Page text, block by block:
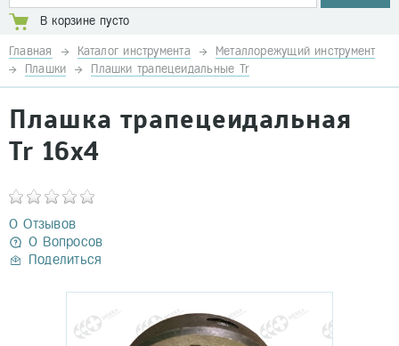
В корзине пусто
Главная Каталог инструмента
Металлорежущий инструмент
Плашки
Плашки трапецеидальные Tr
Плашка трапецеидальная
Tr 16х4
0 Отзывов
0 Вопросов
Поделиться